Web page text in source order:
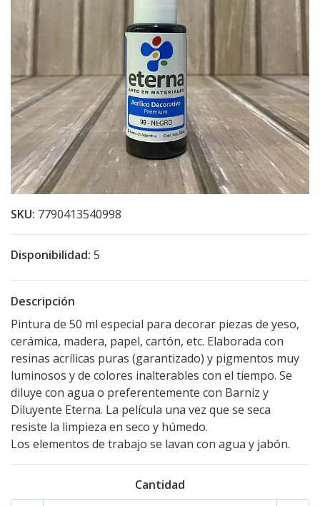
SKU: 7790413540998
Disponibilidad: 5
Descripción
Pintura de 50 ml especial para decorar piezas de yeso,
cerámica, madera, papel, cartón, etc. Elaborada con
resinas acrílicas puras (garantizado) y pigmentos muy
luminosos y de colores inalterables con el tiempo. Se
diluye con agua o preferentemente con Barniz y
Diluyente Eterna. La película una vez que se seca
resiste la limpieza en seco y húmedo.
Los elementos de trabajo se lavan con agua y jabón.
Cantidad